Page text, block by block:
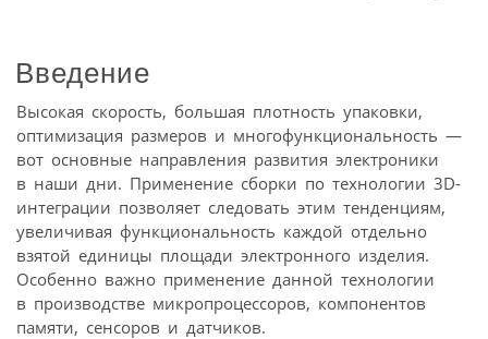
Введение
Высокая скорость, большая плотность упаковки,
оптимизация размеров и многофункциональность —
вот основные направления развития электроники
в наши дни. Применение сборки по технологии 3D-
интеграции позволяет следовать этим тенденциям,
увеличивая функциональность каждой отдельно
взятой единицы площади электронного изделия.
Особенно важно применение данной технологии
в производстве микропроцессоров, компонентов
памяти, сенсоров и датчиков.